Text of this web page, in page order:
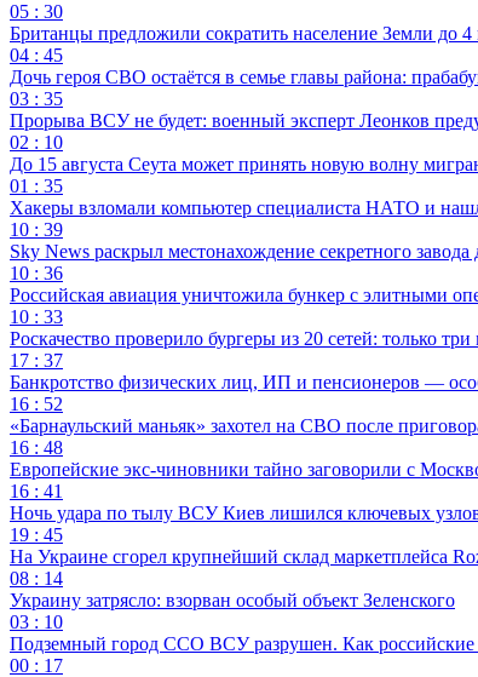
05 : 30
Британцы предложили сократить население Земли до 4
04 : 45
Дочь героя СВО остаётся в семье главы района:
03 : 35
Прорыва ВСУ не будет: военный эксперт Леонков
02 : 10
До 15 августа Сеута может принять новую волну
01 : 35
Хакеры взломали компьютер специалиста НАТО и
10 : 39
Sky News раскрыл местонахождение секретного
10 : 36
Российская авиация уничтожила бункер с элитными
10 : 33
Роскачество проверило бургеры из 20 сетей: только
17 : 37
Банкротство физических лиц, ИП и пенсионеров —
16 : 52
«Барнаульский маньяк» захотел на СВО после
16 : 48
Европейские экс-чиновники тайно заговорили с
16 : 41
Ночь удара по тылу ВСУ Киев лишился ключевых
19 : 45
На Украине сгорел крупнейший склад маркетплейса
08 : 14
Украину затрясло: взорван особый объект Зеленского
03 : 10
Подземный город ССО ВСУ разрушен. Как
00 : 17